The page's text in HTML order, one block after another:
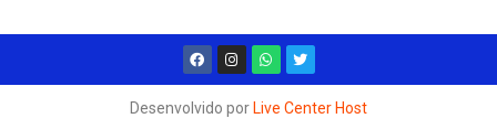
Desenvolvido por Live Center Host